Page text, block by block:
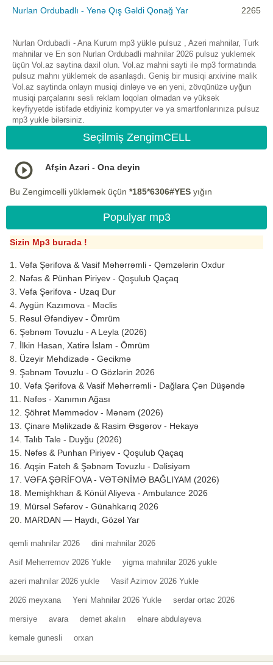
Nurlan Ordubadlı - Yenə Qış Gəldi Qonağ Yar
2265
Nurlan Ordubadli - Ana Kurum mp3 yüklə pulsuz , Azeri mahnilar, Turk
mahnilar ve En son Nurlan Ordubadli mahnilar 2026 pulsuz yuklemek
üçün Vol.az saytina daxil olun. Vol.az mahni sayti ilə mp3 formatında
pulsuz mahnı yükləmək də asanlaşdı. Geniş bir musiqi arxivinə malik
Vol.az saytinda onlayn musiqi dinləyə və ən yeni, zövqünüzə uyğun
musiqi parçalarını səsli reklam loqoları olmadan və yüksək
keyfiyyətdə istifadə etdiyiniz kompyuter və ya smartfonlarınıza pulsuz
mp3 yukle bilərsiniz.
Seçilmiş ZengimCELL
Afşin Azəri - Ona deyin
Bu Zengimcelli yükləmək üçün *185*6306#YES yığın
Populyar mp3
Sizin Mp3 burada !
Vəfa Şərifova & Vasif Məhərrəmli - Qəmzələrin Oxdur
Nəfəs & Pünhan Piriyev - Qoşulub Qaçaq
Vəfa Şərifova - Uzaq Dur
Aygün Kazımova - Məclis
Rəsul Əfəndiyev - Ömrüm
Şəbnəm Tovuzlu - A Leyla (2026)
İlkin Hasan, Xatirə İslam - Ömrüm
Üzeyir Mehdizadə - Gecikmə
Şəbnəm Tovuzlu - O Gözlərin 2026
Vəfa Şərifova & Vasif Məhərrəmli - Dağlara Çən Düşəndə
Nəfəs - Xanımın Ağası
Şöhrət Məmmədov - Mənəm (2026)
Çinarə Məlikzadə & Rasim Əsgərov - Hekayə
Talıb Tale - Duyğu (2026)
Nəfəs & Punhan Piriyev - Qoşulub Qaçaq
Aqşin Fateh & Şəbnəm Tovuzlu - Dəlisiyəm
VƏFA ŞƏRİFOVA - VƏTƏNİMƏ BAĞLIYAM (2026)
Memişhkhan & Könül Aliyeva - Ambulance 2026
Mürsəl Səfərov - Günahkarıq 2026
MARDAN — Haydı, Gözəl Yar
qemli mahnilar 2026 dini mahnilar 2026
Asif Meherremov 2026 Yukle yigma mahnilar 2026 yukle
azeri mahnilar 2026 yukle Vasif Azimov 2026 Yukle
2026 meyxana Yeni Mahnilar 2026 Yukle serdar ortac 2026
mersiye avara demet akalın elnare abdulayeva
kemale gunesli orxan